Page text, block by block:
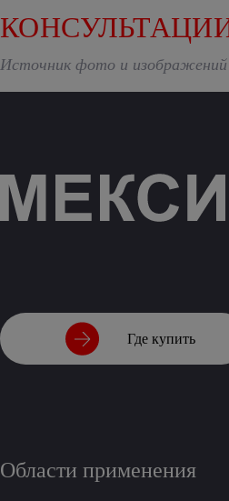
Источник фото и изображений
Где купить
Области применения